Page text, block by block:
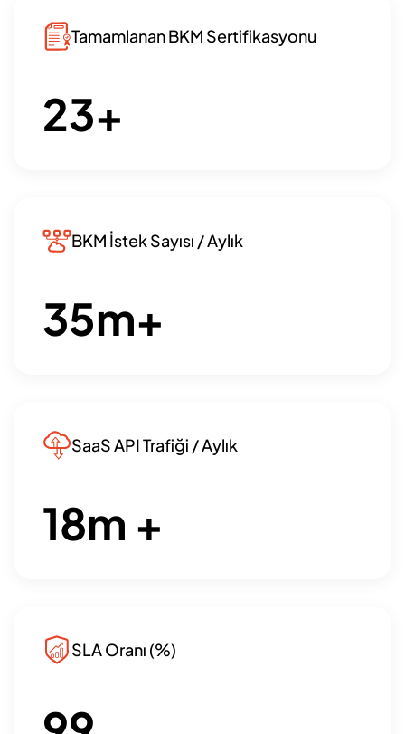
Tamamlanan BKM Sertifikasyonu
23+
BKM İstek Sayısı / Aylık
35m+
SaaS API Trafiği / Aylık
18m +
SLA Oranı (%)